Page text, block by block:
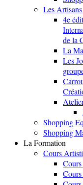
Les
4e
de la
La
Les
Shopping
Shopping
La Formation
Cours